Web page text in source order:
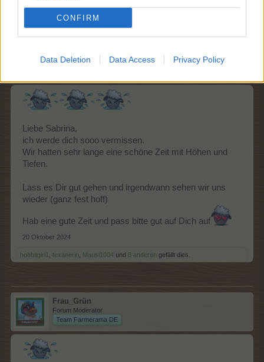
CONFIRM
Data Deletion Data Access Privacy Policy
Board Administrator
Liebe Sabrina,
ich werde dich sooo vermissen.
Wir hatten sehr lange eine schöne Zeit mit Höhen und
Tiefen.
Lass es Dir gut gehen und irgendwann sehen wir uns
wieder (ganz fest hoff)
Hab eine gute Zeit und pass bitte gut auf Dich auf
20 Oktober 2024
hobbitgirl1 texanerin Mausi1004 und 8 anderen gefällt dies.
Frau_Grün
Forum Moderator
Team Farmerama DE